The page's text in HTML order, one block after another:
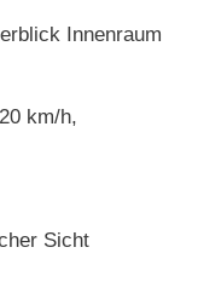
Innenraum
km/h,
Sicht